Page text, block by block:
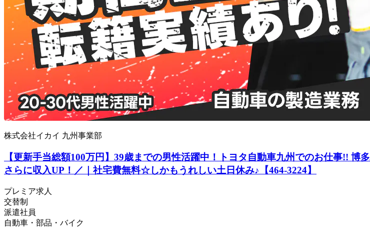
株式会社イカイ 九州事業部
【更新手当総額100万円】39歳までの男性活躍中！トヨタ自動車九州でのお仕事!!
さらに収入UP！／｜社宅費無料☆しかもうれしい土日休み♪【464-3224】
プレミア求人
交替制
派遣社員
自動車・部品・バイク